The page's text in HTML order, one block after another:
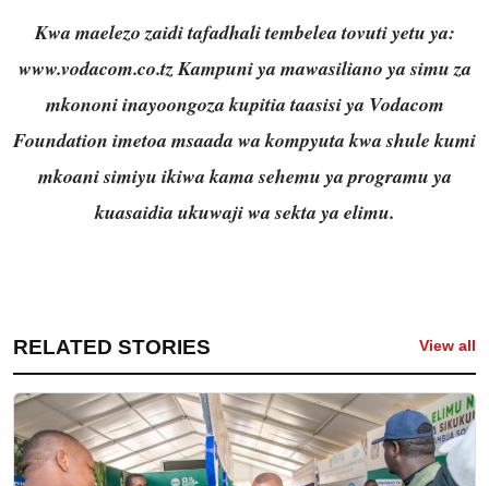
Kwa maelezo zaidi tafadhali tembelea tovuti yetu ya:
www.vodacom.co.tzKampuni ya mawasiliano ya simu za
mkononi inayoongoza kupitia taasisi ya Vodacom
Foundation imetoa msaada wa kompyuta kwa shule kumi
mkoani simiyu ikiwa kama sehemu ya programu ya
kuasaidia ukuwaji wa sekta ya elimu.
RELATED STORIES View all